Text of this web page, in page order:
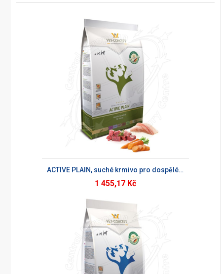
ACTIVE PLAIN, suché krmivo pro dospělé psy
1 455,17 Kč